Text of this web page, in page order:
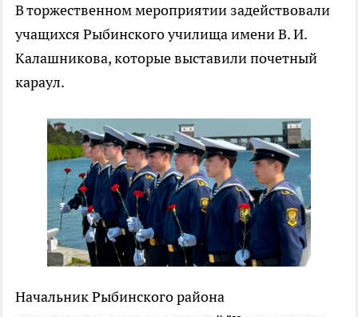
В торжественном мероприятии задействовали
учащихся Рыбинского училища имени В. И.
Калашникова, которые выставили почетный
караул.
Начальник Рыбинского района